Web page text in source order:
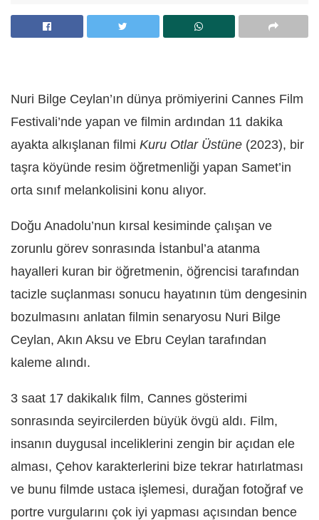
Nuri Bilge Ceylan’ın dünya prömiyerini Cannes Film
Festivali’nde yapan ve filmin ardından 11 dakika
ayakta alkışlanan filmi Kuru Otlar Üstüne (2023), bir
taşra köyünde resim öğretmenliği yapan Samet’in
orta sınıf melankolisini konu alıyor.
Doğu Anadolu’nun kırsal kesiminde çalışan ve
zorunlu görev sonrasında İstanbul’a atanma
hayalleri kuran bir öğretmenin, öğrencisi tarafından
tacizle suçlanması sonucu hayatının tüm dengesinin
bozulmasını anlatan filmin senaryosu Nuri Bilge
Ceylan, Akın Aksu ve Ebru Ceylan tarafından
kaleme alındı.
3 saat 17 dakikalık film, Cannes gösterimi
sonrasında seyircilerden büyük övgü aldı. Film,
insanın duygusal inceliklerini zengin bir açıdan ele
alması, Çehov karakterlerini bize tekrar hatırlatması
ve bunu filmde ustaca işlemesi, durağan fotoğraf ve
portre vurgularını çok iyi yapması açısından bence